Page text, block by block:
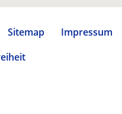
Sitemap Impressum